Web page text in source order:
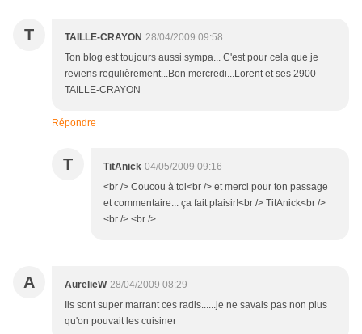
T TAILLE-CRAYON 28/04/2009 09:58
Ton blog est toujours aussi sympa... C'est pour cela que je
reviens regulièrement...Bon mercredi...Lorent et ses 2900
TAILLE-CRAYON
Répondre
T TitAnick 04/05/2009 09:16
<br /> Coucou à toi<br /> et merci pour ton passage
et commentaire... ça fait plaisir!<br /> TitAnick<br />
<br /> <br />
A AurelieW 28/04/2009 08:29
Ils sont super marrant ces radis......je ne savais pas non plus
qu'on pouvait les cuisiner